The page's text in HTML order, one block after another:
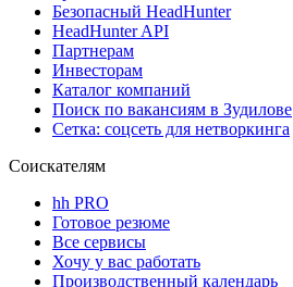
Безопасный HeadHunter
HeadHunter API
Партнерам
Инвесторам
Каталог компаний
Поиск по вакансиям в Зудилове
Сетка: соцсеть для нетворкинга
Соискателям
hh PRO
Готовое резюме
Все сервисы
Хочу у вас работать
Производственный календарь